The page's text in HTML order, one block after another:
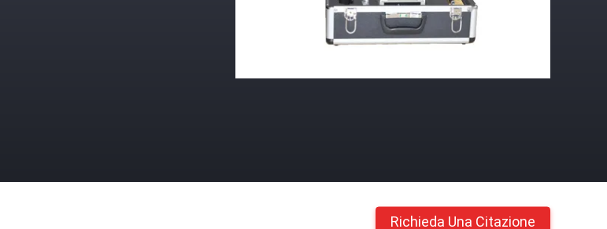
Richieda Una Citazione